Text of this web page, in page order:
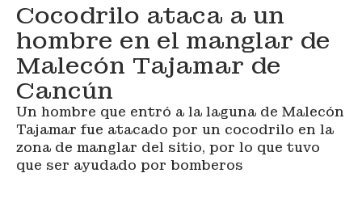
Cocodrilo ataca a un
hombre en el manglar de
Malecón Tajamar de
Cancún
Un hombre que entró a la laguna de Malecón
Tajamar fue atacado por un cocodrilo en la
zona de manglar del sitio, por lo que tuvo
que ser ayudado por bomberos